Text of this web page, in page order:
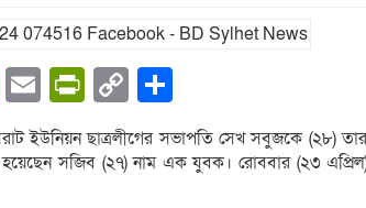
WhatsApp
EmailPrintFriendly
Copy
Link
ইউনিয়ন ছাত্রলীগের সভাপতি সেখ সবুজকে (২৮)
স‌জিব (২৭) না‌ম এক যুবক। রোববার (২৩